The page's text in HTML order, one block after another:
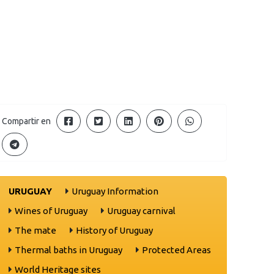
Compartir en
URUGUAY
Uruguay Information
Wines of Uruguay
Uruguay carnival
The mate
History of Uruguay
Thermal baths in Uruguay
Protected Areas
World Heritage sites